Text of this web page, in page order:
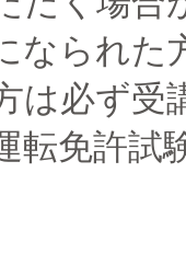
なられた
は必ず受
転免許試